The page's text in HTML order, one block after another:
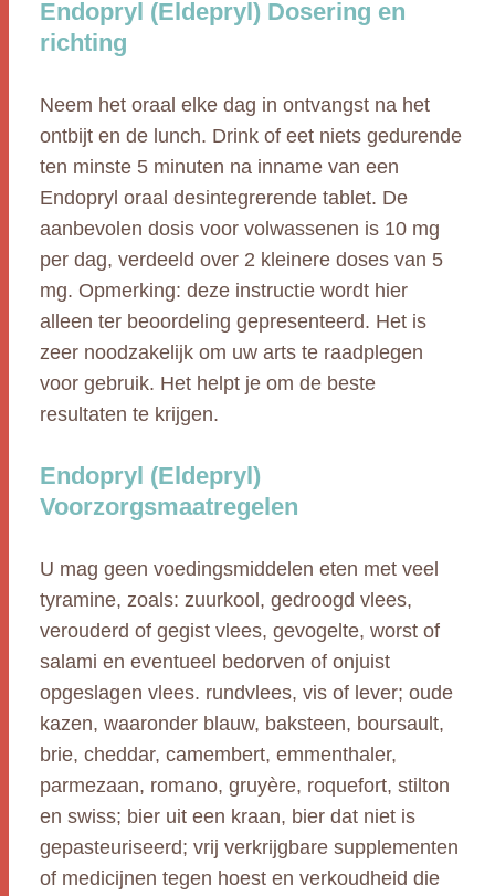
Endopryl (Eldepryl) Dosering en
richting
Neem het oraal elke dag in ontvangst na het
ontbijt en de lunch. Drink of eet niets gedurende
ten minste 5 minuten na inname van een
Endopryl oraal desintegrerende tablet. De
aanbevolen dosis voor volwassenen is 10 mg
per dag, verdeeld over 2 kleinere doses van 5
mg. Opmerking: deze instructie wordt hier
alleen ter beoordeling gepresenteerd. Het is
zeer noodzakelijk om uw arts te raadplegen
voor gebruik. Het helpt je om de beste
resultaten te krijgen.
Endopryl (Eldepryl)
Voorzorgsmaatregelen
U mag geen voedingsmiddelen eten met veel
tyramine, zoals: zuurkool, gedroogd vlees,
verouderd of gegist vlees, gevogelte, worst of
salami en eventueel bedorven of onjuist
opgeslagen vlees. rundvlees, vis of lever; oude
kazen, waaronder blauw, baksteen, boursault,
brie, cheddar, camembert, emmenthaler,
parmezaan, romano, gruyère, roquefort, stilton
en swiss; bier uit een kraan, bier dat niet is
gepasteuriseerd; vrij verkrijgbare supplementen
of medicijnen tegen hoest en verkoudheid die